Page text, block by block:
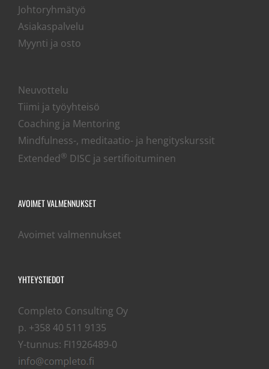
Johtoryhmätyö
Asiakaspalvelu
Myynti ja osto
Neuvottelu
Tiimi ja työyhteisö
Coaching ja Mentoring
Mindfulness-, meditaatio- ja hengityskurssit
Extended® DISC ja sertifioituminen
AVOIMET VALMENNUKSET
Avoimet valmennukset
YHTEYSTIEDOT
Completo Consulting Oy
p. +358 40 511 9135
Y-tunnus: FI1926489-0